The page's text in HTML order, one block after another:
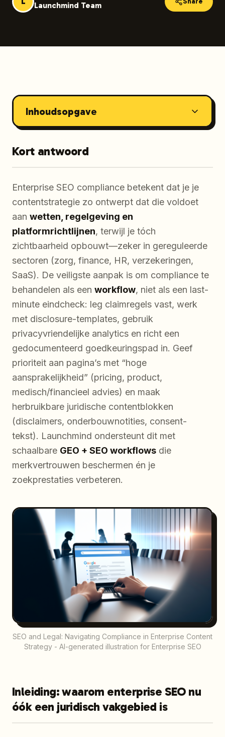
Launchmind Team
Inhoudsopgave
Kort antwoord
Enterprise SEO compliance betekent dat je je
contentstrategie zo ontwerpt dat die voldoet
aan wetten, regelgeving en
platformrichtlijnen, terwijl je tóch
zichtbaarheid opbouwt—zeker in gereguleerde
sectoren (zorg, finance, HR, verzekeringen,
SaaS). De veiligste aanpak is om compliance te
behandelen als een workflow, niet als een last-
minute eindcheck: leg claimregels vast, werk
met disclosure-templates, gebruik
privacyvriendelijke analytics en richt een
gedocumenteerd goedkeuringspad in. Geef
prioriteit aan pagina’s met “hoge
aansprakelijkheid” (pricing, product,
medisch/financieel advies) en maak
herbruikbare juridische contentblokken
(disclaimers, onderbouwnotities, consent-
tekst). Launchmind ondersteunt dit met
schaalbare GEO + SEO workflows die
merkvertrouwen beschermen én je
zoekprestaties verbeteren.
SEO and Legal: Navigating Compliance in Enterprise Content
Strategy - AI-generated illustration for Enterprise SEO
Inleiding: waarom enterprise SEO nu
óók een juridisch vakgebied is